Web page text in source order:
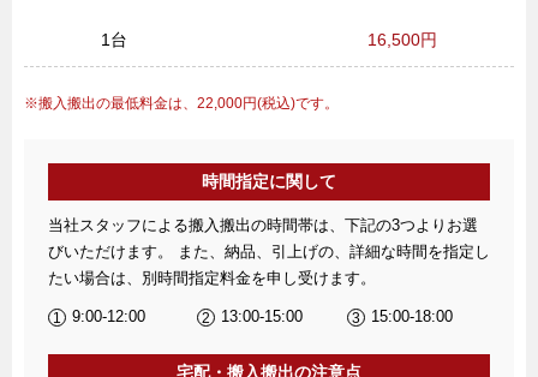
1台 16,500円
搬入搬出の最低料金は、22,000円(税込)です。
時間指定に関して
当社スタッフによる搬入搬出の時間帯は、下記の3つよりお選
びいただけます。 また、納品、引上げの、詳細な時間を指定し
たい場合は、別時間指定料金を申し受けます。
9:00-12:00 13:00-15:00 15:00-18:00
宅配・搬入搬出の注意点